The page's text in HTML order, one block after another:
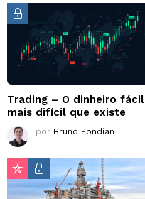
Trading – O dinheiro fácil
mais difícil que existe
por Bruno Pondian